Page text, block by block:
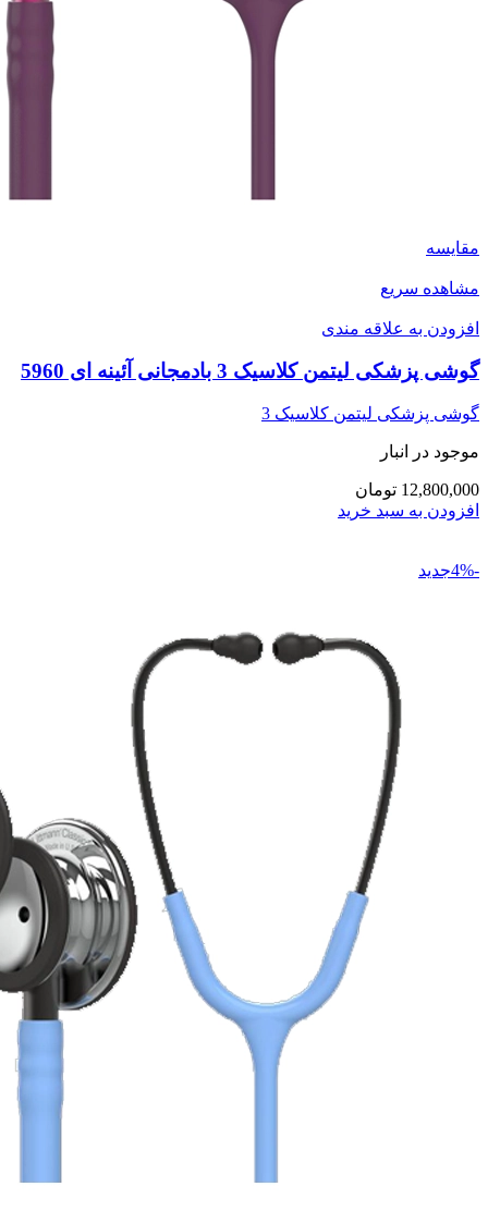
مقایسه
مشاهده سریع
افزودن به علاقه مندی
گوشی پزشکی لیتمن کلاسیک 3 بادمجانی آئینه ای 5960
گوشی پزشکی لیتمن کلاسیک 3
موجود در انبار
12,800,000 تومان
افزودن به سبد خرید
-4%جدید